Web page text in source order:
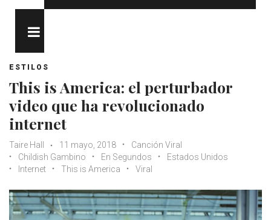
ESTILOS
This is America: el perturbador
video que ha revolucionado
internet
Taire Hall 11 mayo, 2018
Canción Viral
Childish Gambino
En Segundos
Estados Unidos
Internet
This is America Viral